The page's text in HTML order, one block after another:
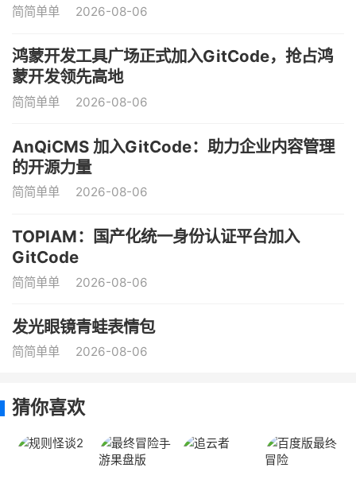
简简单单 2026-08-06
鸿蒙开发工具广场正式加入GitCode，抢占鸿
蒙开发领先高地
简简单单 2026-08-06
AnQiCMS 加入GitCode：助力企业内容管理
的开源力量
简简单单 2026-08-06
TOPIAM：国产化统一身份认证平台加入
GitCode
简简单单 2026-08-06
发光眼镜青蛙表情包
简简单单 2026-08-06
猜你喜欢